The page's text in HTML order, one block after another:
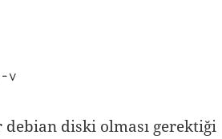
v
diski olması gerektiği